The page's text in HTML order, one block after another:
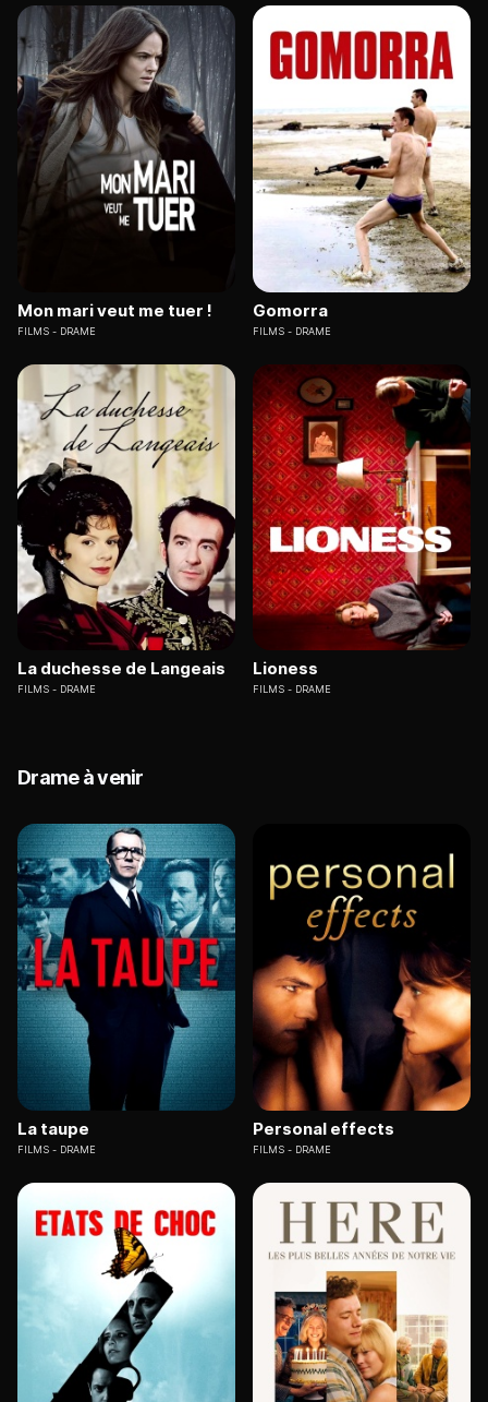
Mon mari veut me tuer !
FILMS DRAME
Gomorra
FILMS DRAME
La duchesse de Langeais
FILMS DRAME
Lioness
FILMS DRAME
Drame à venir
La taupe
FILMS DRAME
Personal effects
FILMS DRAME